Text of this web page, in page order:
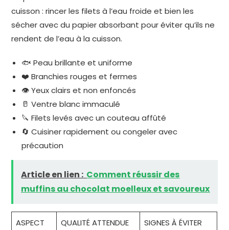
cuisson : rincer les filets à l’eau froide et bien les
sécher avec du papier absorbant pour éviter qu’ils ne
rendent de l’eau à la cuisson.
🐟 Peau brillante et uniforme
❤️ Branchies rouges et fermes
👁️ Yeux clairs et non enfoncés
🥛 Ventre blanc immaculé
🔪 Filets levés avec un couteau affûté
🔄 Cuisiner rapidement ou congeler avec
précaution
Article en lien : Comment réussir des
muffins au chocolat moelleux et savoureux
ASPECT QUALITÉ ATTENDUE SIGNES À ÉVITER